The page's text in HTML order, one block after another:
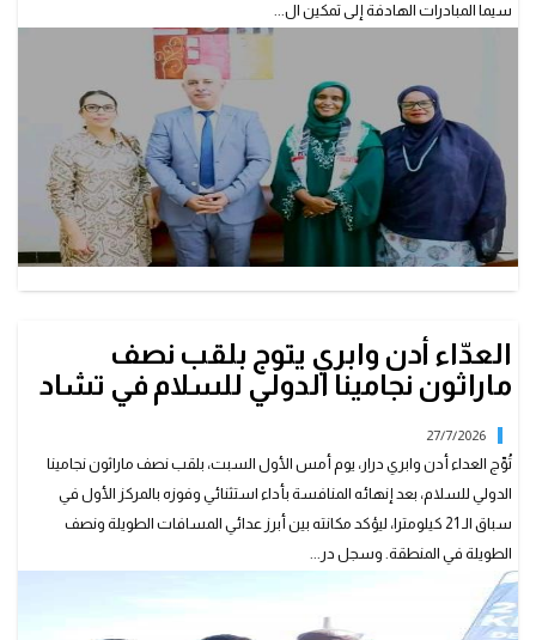
سيما المبادرات الهادفة إلى تمكين ال...
العدّاء أدن وابري يتوج بلقب نصف
ماراثون نجامينا الدولي للسلام في تشاد
27/7/2026
تُوِّج العداء أدن وابري درار، يوم أمس الأول السبت، بلقب نصف ماراثون نجامينا
الدولي للسلام، بعد إنهائه المنافسة بأداء استثنائي وفوزه بالمركز الأول في
سباق الـ 21 كيلومترا، ليؤكد مكانته بين أبرز عدائي المسافات الطويلة ونصف
الطويلة في المنطقة. وسجل در...